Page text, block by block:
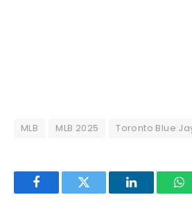
MLB MLB 2025 Toronto Blue
FacebookTwitter LinkedIn